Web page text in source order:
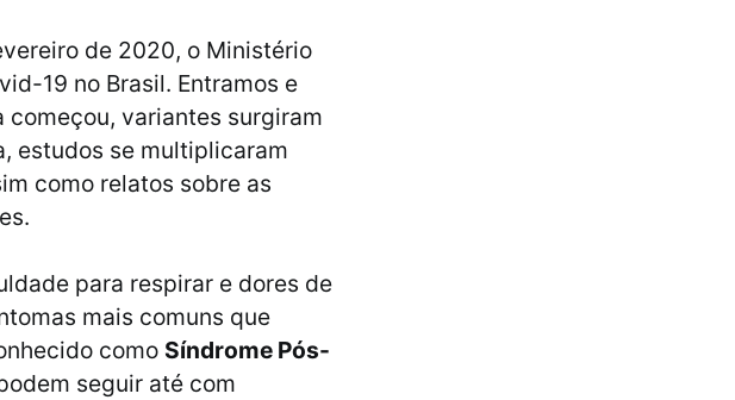
de 2020, o Ministério
19 no Brasil. Entramos e
variantes surgiram
estudos se multiplicaram
como relatos sobre as
para respirar e dores de
mais comuns que
como Síndrome Pós-
seguir até com